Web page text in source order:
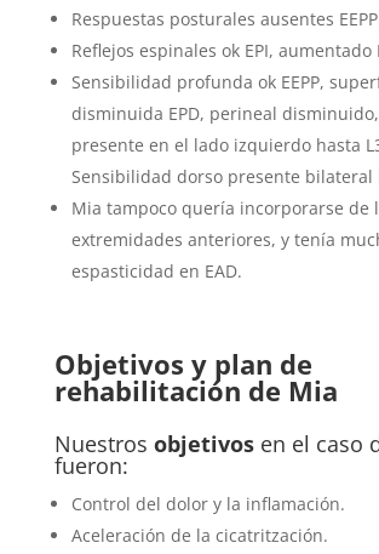
Respuestas posturales ausentes
Reflejos espinales ok EPI, aumentado
Sensibilidad profunda ok EEPP,
disminuida EPD, perineal
presente en el lado izquierdo hasta
Sensibilidad dorso presente bilateral
Mia tampoco quería incorporarse de
extremidades anteriores, y tenía
espasticidad en EAD.
Objetivos y plan de
rehabilitación de Mia
Nuestros objetivosen el caso
fueron:
Control del dolor y la inflamación.
Aceleración de la cicatritzación.